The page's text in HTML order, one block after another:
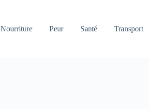
Nourriture Peur Santé Transport